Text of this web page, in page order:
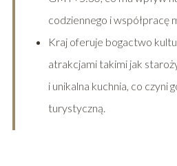
codziennego i współpracę
Kraj oferuje bogactwo
atrakcjami takimi jak
i unikalna kuchnia, co czyni
turystyczną.